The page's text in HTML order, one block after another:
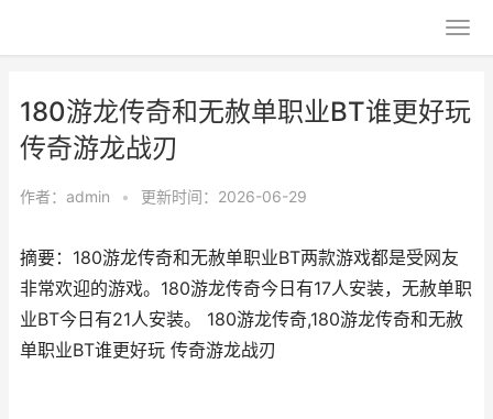
180游龙传奇和无赦单职业BT谁更好玩
传奇游龙战刃
作者： admin • 更新时间：2026-06-29
摘要：180游龙传奇和无赦单职业BT两款游戏都是受网友
非常欢迎的游戏。180游龙传奇今日有17人安装，无赦单职
业BT今日有21人安装。 180游龙传奇,180游龙传奇和无赦
单职业BT谁更好玩 传奇游龙战刃